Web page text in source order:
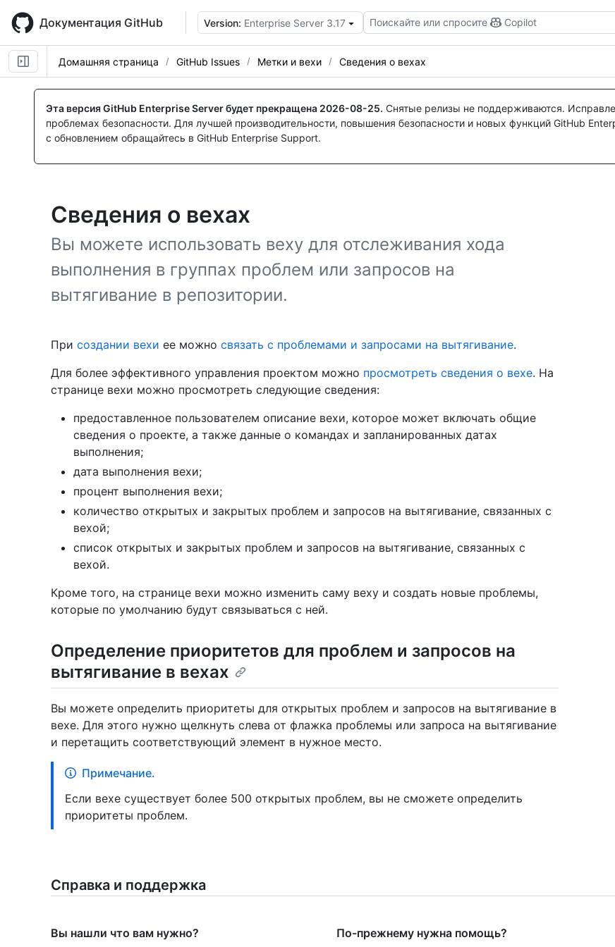
main
content
Документация GitHub Version: Enterprise Server 3.17 Поискайте или спросите Copilot
Домашняя страница GitHub Issues Метки и вехи Сведения о вехах
Эта версия GitHub Enterprise Server будет прекращена 2026-08-25. Снятые релизы не поддерживаются.
проблемах безопасности. Для лучшей производительности, повышения безопасности и новых функций GitHub
с обновлением обращайтесь в GitHub Enterprise Support.
Сведения о вехах
Вы можете использовать веху для отслеживания хода
выполнения в группах проблем или запросов на
вытягивание в репозитории.
При создании вехи ее можно связать с проблемами и запросами на вытягивание.
Для более эффективного управления проектом можно просмотреть сведения о вехе. На
странице вехи можно просмотреть следующие сведения:
предоставленное пользователем описание вехи, которое может включать общие
сведения о проекте, а также данные о командах и запланированных датах
выполнения;
дата выполнения вехи;
процент выполнения вехи;
количество открытых и закрытых проблем и запросов на вытягивание, связанных с
вехой;
список открытых и закрытых проблем и запросов на вытягивание, связанных с
вехой.
Кроме того, на странице вехи можно изменить саму веху и создать новые проблемы,
которые по умолчанию будут связываться с ней.
Определение приоритетов для проблем и запросов на
вытягивание в вехах
Вы можете определить приоритеты для открытых проблем и запросов на вытягивание в
вехе. Для этого нужно щелкнуть слева от флажка проблемы или запроса на вытягивание
и перетащить соответствующий элемент в нужное место.
Примечание.
Если вехе существует более 500 открытых проблем, вы не сможете определить
приоритеты проблем.
Справка и поддержка
Вы нашли что вам нужно? По-прежнему нужна помощь?